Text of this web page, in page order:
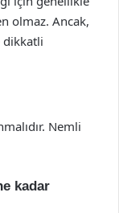
olmaz. Ancak,
dikkatli
Nemli
kadar